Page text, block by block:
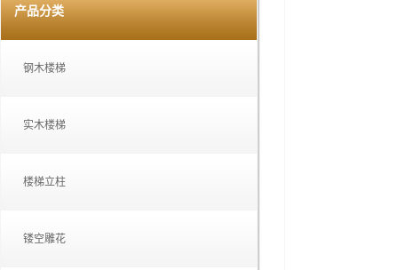
产品分类
钢木楼梯
实木楼梯
楼梯立柱
镂空雕花